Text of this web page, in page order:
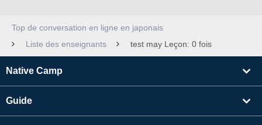
Top de conversation en ligne en japonais
Liste des enseignants
test may Leçon: 0 fois
Native Camp
Guide